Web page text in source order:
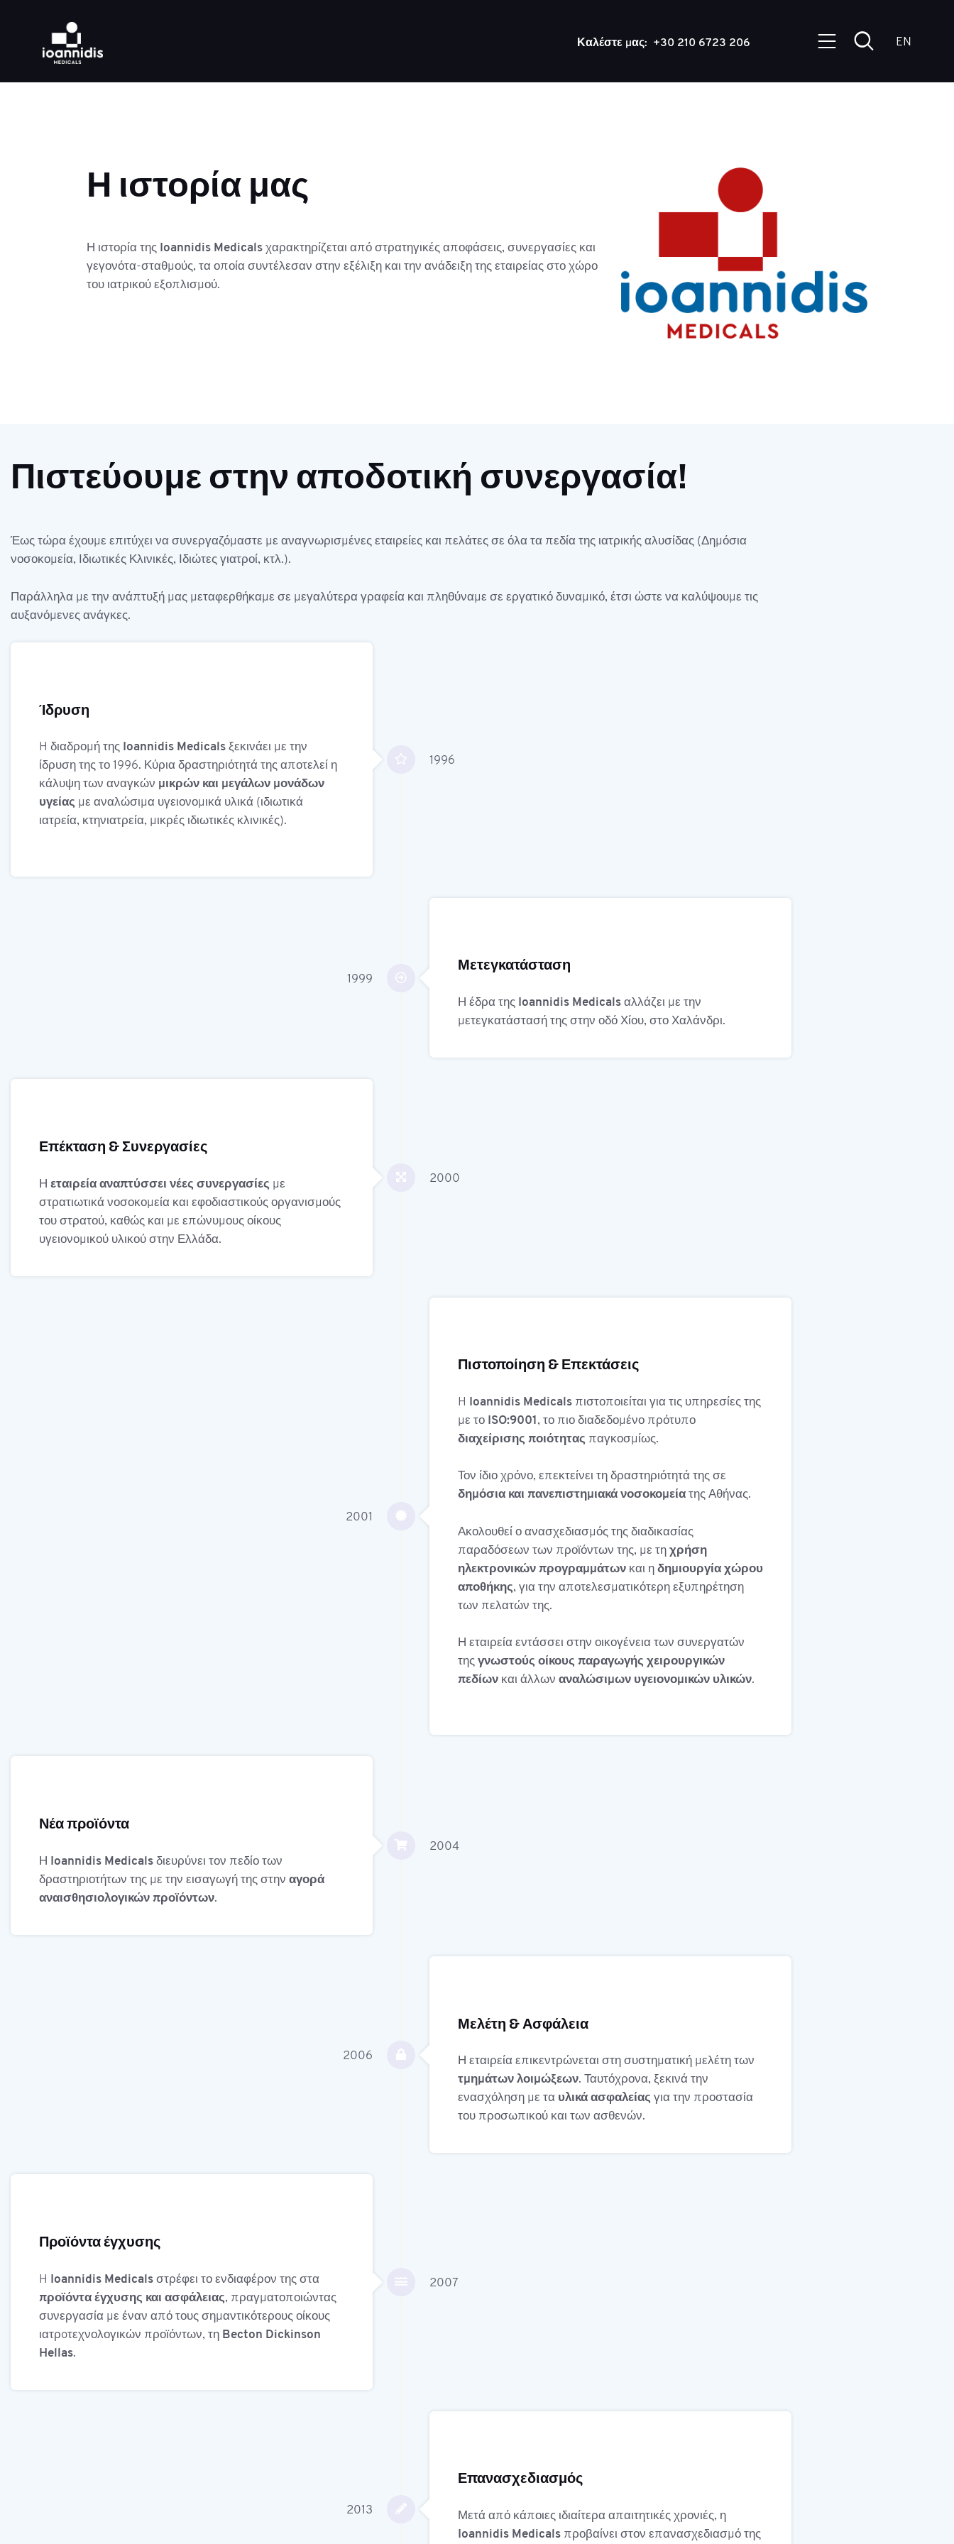
Καλέστε μας: +30 210 6723 206 EN
Η ιστορία μας
Η ιστορία της Ioannidis Medicalsχαρακτηρίζεται από στρατηγικές αποφάσεις, συνεργασίες και
γεγονότα-σταθμούς, τα οποία συντέλεσαν στην εξέλιξη και την ανάδειξη της εταιρείας στο χώρο
του ιατρικού εξοπλισμού.
Πιστεύουμε στην αποδοτική συνεργασία!
Έως τώρα έχουμε επιτύχει να συνεργαζόμαστε με αναγνωρισμένες εταιρείες και πελάτες σε όλα τα πεδία της ιατρικής αλυσίδας (Δημόσια
νοσοκομεία, Ιδιωτικές Κλινικές, Ιδιώτες γιατροί, κτλ.).
Παράλληλα με την ανάπτυξή μας μεταφερθήκαμε σε μεγαλύτερα γραφεία και πληθύναμε σε εργατικό δυναμικό, έτσι ώστε να καλύψουμε τις
αυξανόμενες ανάγκες.
Ίδρυση
H διαδρομή της Ioannidis Medicalsξεκινάει με την
ίδρυση της το 1996. Κύρια δραστηριότητά της αποτελεί η
κάλυψη των αναγκών μικρών και μεγάλων μονάδων
υγείας με αναλώσιμα υγειονομικά υλικά (ιδιωτικά
ιατρεία, κτηνιατρεία, μικρές ιδιωτικές κλινικές).
1996
Μετεγκατάσταση
Η έδρα της Ioannidis Medicalsαλλάζει με την
μετεγκατάστασή της στην οδό Χίου, στο Χαλάνδρι.
1999
Επέκταση & Συνεργασίες
Η εταιρεία αναπτύσσει νέες συνεργασίες με
στρατιωτικά νοσοκομεία και εφοδιαστικούς οργανισμούς
του στρατού, καθώς και με επώνυμους οίκους
υγειονομικού υλικού στην Ελλάδα.
2000
Πιστοποίηση & Επεκτάσεις
H Ioannidis Medicals πιστοποιείται για τις υπηρεσίες της
με το ISO:9001, το πιο διαδεδομένο πρότυπο
διαχείρισης ποιότητας παγκοσμίως.
Τον ίδιο χρόνο, επεκτείνει τη δραστηριότητά της σε
δημόσια και πανεπιστημιακά νοσοκομείατης Αθήνας.
Ακολουθεί ο ανασχεδιασμός της διαδικασίας
παραδόσεων των προϊόντων της, με τηχρήση
ηλεκτρονικών προγραμμάτων και ηδημιουργία χώρου
αποθήκης, για την αποτελεσματικότερη εξυπηρέτηση
των πελατών της.
Η εταιρεία εντάσσει στην οικογένεια των συνεργατών
τηςγνωστούς οίκους παραγωγής χειρουργικών
πεδίων και άλλων αναλώσιμων υγειονομικών υλικών.
2001
Νέα προϊόντα
Η Ioannidis Medicalsδιευρύνει τον πεδίο των
δραστηριοτήτων της με την εισαγωγή της στην αγορά
αναισθησιολογικών προϊόντων.
2004
Μελέτη & Ασφάλεια
Η εταιρεία επικεντρώνεται στη συστηματική μελέτη των
τμημάτων λοιμώξεων. Ταυτόχρονα, ξεκινά την
ενασχόληση με τα υλικά ασφαλείας για την προστασία
του προσωπικού και των ασθενών.
2006
Προϊόντα έγχυσης
H Ioannidis Medicalsστρέφει το ενδιαφέρον της στα
προϊόντα έγχυσης και ασφάλειας, πραγματοποιώντας
συνεργασία με έναν από τους σημαντικότερους οίκους
ιατρoτεχνολογικών προϊόντων, τη Becton Dickinson
Hellas.
2007
Επανασχεδιασμός
Μετά από κάποιες ιδιαίτερα απαιτητικές χρονιές, η
Ioannidis Medicals προβαίνει στον επανασχεδιασμό της
2013